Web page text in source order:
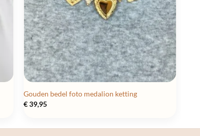
Gouden bedel foto medalion ketting
€39,95